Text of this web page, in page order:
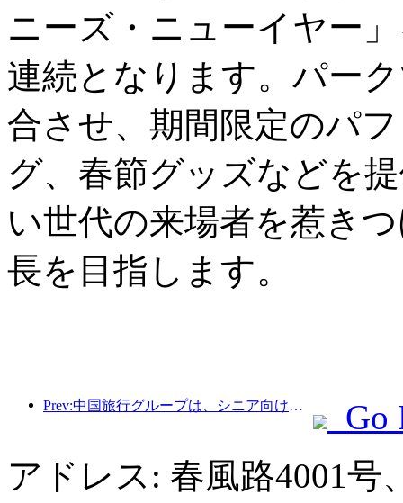
ニーズ・ニューイヤー
連続となります。パー
合させ、期間限定のパ
グ、春節グッズなどを
い世代の来場者を惹き
長を目指します。
Prev:中国旅行グループは、シニア向け観光市場への進出を目指して「China Travel Good Times」ブランドを立ち上げた。
Go
アドレス: 春風路4001号